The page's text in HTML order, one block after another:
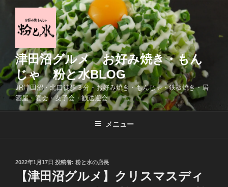
へ
ス
キ
津田沼グルメ お好み焼き・もん
じゃ 粉と水BLOG
JR津田沼・北口徒歩３分・お好み焼き・もんじゃ・鉄板焼き・居
酒屋・宴会・女子会・歓送迎会
メニュー
投
2022年1月17日 投稿者: 粉と水の店長
【津田沼グルメ】クリスマスディ